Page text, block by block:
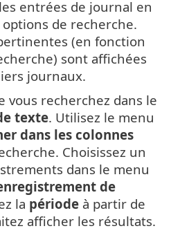
entrées de journal en
de recherche.
(en fonction
sont affichées
journaux.
vous recherchez dans le
texte. Utilisez le menu
dans les colonnes
Choisissez un
dans le menu
de
la période à partir de
afficher les résultats.